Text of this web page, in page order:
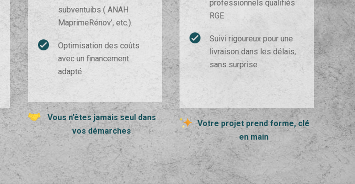
subventuibs ( ANAH
MaprimeRénov’, etc.).
Optimisation des coûts
avec un financement
adapté
Vous n’êtes jamais seul dans
vos démarches
professionnels qualifiés
RGE
Suivi rigoureux pour une
livraison dans les délais,
sans surprise
Votre projet prend forme, clé
en main